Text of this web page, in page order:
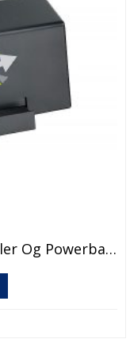
Gamazoid Bluetooth® Høyttaler Og Powerbank